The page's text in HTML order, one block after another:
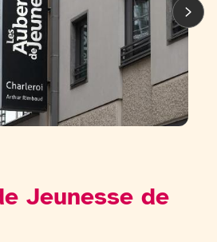
Jeunesse de